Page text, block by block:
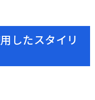
したスタイリ